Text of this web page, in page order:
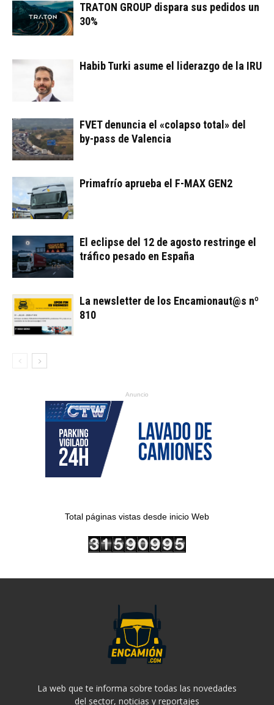
TRATON GROUP dispara sus pedidos un
30%
Habib Turki asume el liderazgo de la IRU
FVET denuncia el «colapso total» del
by-pass de Valencia
Primafrío aprueba el F-MAX GEN2
El eclipse del 12 de agosto restringe el
tráfico pesado en España
La newsletter de los Encamionaut@s nº
810
Anuncio
Total páginas vistas desde inicio Web
La web que te informa sobre todas las novedades
del sector, noticias y reportajes